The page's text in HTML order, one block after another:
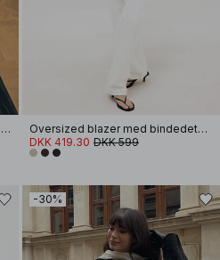
Oversized blazer med taljeret pasform
Oversized blazer med bindedetalje
DKK 419.30 DKK 599
-30%